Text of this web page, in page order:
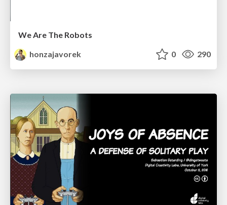
We Are The Robots
honzajavorek
0 290